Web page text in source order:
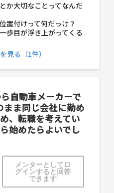
か大切なことってなんだ
置付けって何だっけ？
歩目が浮き上がってくる
見る（1件）
自動車メーカーで
まま同じ会社に勤め
、転職を考えてい
始めたらよいでし
メンターとしてロ
グインすると回答
できます